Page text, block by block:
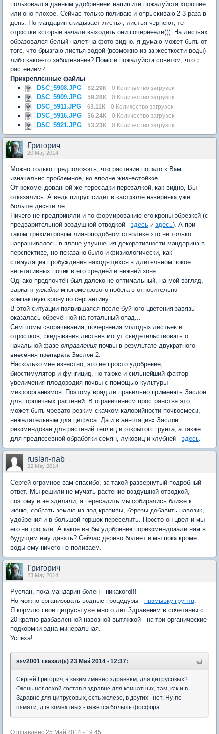
пользовался данным удобрением напишите пожалуйста хорошее
или оно плохое. Сейчас только поливаю и опрыскиваю 2-3 раза в
день. Но мандарин скидывает листья, листья чернеют, те
отростки которые начали выходить они почернеели(((. На листьях
образовался белый налет на фото видно, я думаю может быть от
того, что брызгаю листья водой (возможно из-за жесткости воды)
либо какое-то заболевание? Помоги пожалуйста советом, что с
растением?
Прикрепленные файлы
DSC_5908.JPG
62.29К 0 Количество загрузок:
DSC_5909.JPG 59.28К 0 Количество загрузок:
DSC_5911.JPG 63.11К 0 Количество загрузок:
DSC_5916.JPG 56.24К 0 Количество загрузок:
DSC_5921.JPG 53.23К 0 Количество загрузок:
Григорич
20 May 2014
Можно только предположить, что растение попало к Вам
изначально проблемное, но вполне жизнестойкое.
От рекомендованной же пересадки перевалкой, как видно, Вы
отказались. А ведь цитрус сидит в кастрюле наверняка уже
больше десяти лет...
Ничего не предприняли и по формированию его кроны обрезкой (с
предварительной воздушной отводкой - здесь и здесь). А при
таком трёхметровом лианоподобном стволике это не только
напрашивалось в плане улучшения декоративности мандарина в
перспективе, но показано было и физиологически, как
стимуляция пробуждения находящихся в длительном покое
вегетативных почек в его средней и нижней зоне.
Однако предпочтён был далеко не оптимальный, на мой взгляд,
вариант укладки многометрового побега в относительно
компактную крону по серпантину ...
В этой ситуации появившаяся после буйного цветения завязь
оказалась обречённой на тотальный опад...
Симптомы сворачивания, почернения молодых листьев и
отростков, скидывания листьев могут свидетельствовать о
начальной фазе отравления почвы в результате двукратного
внесения препарата Заслон 2.
Насколько мне известно, это не просто удобрение,
биостимулятор и фунгицид, но также и сильнейший фактор
увеличения плодородия почвы с помощью культуры
микроорганизмов. Поэтому вряд ли правильно применять Заслон
для горшечных растений. В ограниченном пространстве это
может быть чревато резким скачком калорийности почвосмеси,
нежелательным для цитруса. Да и в аннотациях Заслон
рекомендован для растений теплиц и открытого грунта, а также
для предпосевной обработки семян, луковиц и клубней - здесь.
ruslan-nab
22 May 2014
Сергей огромное вам спасибо, за такой развернутый подробный
ответ. Мы решили не мучать растение воздушной отводкой,
поэтому и не зделали, а пересадить мы собирались ближе к
июню, собрать землю из под крапивы, березы добавить навозик,
удобрения и в большой горшок переселить. Просто он цвел и мы
его не трогали. А какое вы бы удобрение порекомендоаали нам в
будущем ему давать? Сейчас дерево болеет и мы пока кроме
воды ему ничего не поливаем.
Григорич
23 May 2014
Руслан, пока мандарин болен - никакого!!!
Но можно организовать водные процедуры - промывку грунта.
Я кормлю свои цитрусы уже много лет Здравенем в сочетании с
20-кратно разбавленной навозной вытяжкой - на три органические
подкормки одна минеральная.
Успеха!
ssv2001 сказал(а) 23 Май 2014 - 12:37:
Сергей Григорич, а каким именно здравнем, для цитрусовых?
Очень неплохой состав в здравне для комнатных, там, как и в
Здравне для цитрусовых, есть железо, в других - нет. Ну, по
памяти, для комнатных - кажется больше фосфора.
Отправлено 25 Май 2014 - 19:45